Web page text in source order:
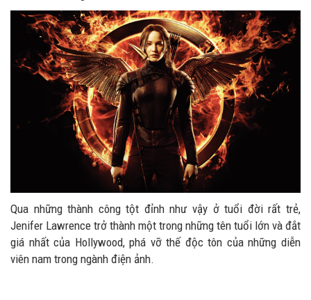
Qua những thành công tột đỉnh như vậy ở tuổi đời rất trẻ,
Jenifer Lawrence trở thành một trong những tên tuổi lớn và đắt
giá nhất của Hollywood, phá vỡ thế độc tôn của những diễn
viên nam trong ngành điện ảnh.